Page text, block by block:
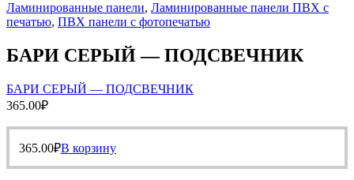
Ламинированные панели, Ламинированные панели ПВХ с
печатью, ПВХ панели с фотопечатью
БАРИ СЕРЫЙ — ПОДСВЕЧНИК
БАРИ СЕРЫЙ — ПОДСВЕЧНИК
365.00₽
365.00₽В корзину